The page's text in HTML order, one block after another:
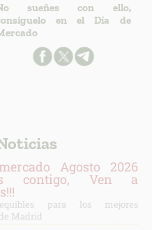
sueñes con ello,
en el Día de
Agosto 2026
contigo, Ven a
para los mejores
Madrid